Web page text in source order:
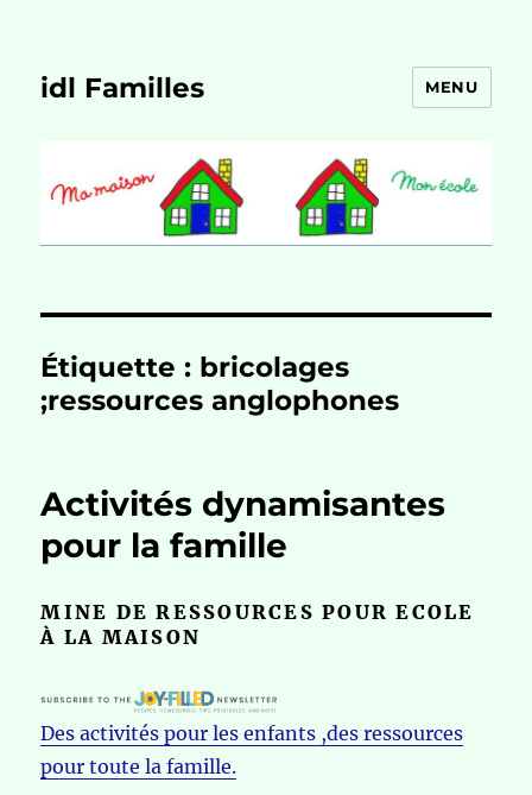
idl Familles MENU
Étiquette : bricolages
;ressources anglophones
Activités dynamisantes
pour la famille
MINE DE RESSOURCES POUR ECOLE
À LA MAISON
Des activités pour les enfants ,des ressources
pour toute la famille.